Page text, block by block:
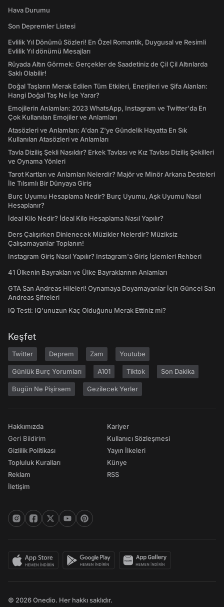
Hava Durumu
Son Depremler Listesi
Evlilik Yıl Dönümü Sözleri! En Özel Romantik, Duygusal ve Resimli
Evlilik Yıl dönümü Mesajları
Rüyada Altın Görmek: Gerçekler de Saadetiniz de Çil Çil Altınlarda
Saklı Olabilir!
Doğal Taşların Merak Edilen Tüm Etkileri, Enerjileri ve Şifa Alanları:
Hangi Doğal Taş Ne İşe Yarar?
Emojilerin Anlamları: 2023 WhatsApp, Instagram ve Twitter'da En
Çok Kullanılan Emojiler ve Anlamları
Atasözleri ve Anlamları: A'dan Z'ye Gündelik Hayatta En Sık
Kullanılan Atasözleri ve Anlamları
Tavla Diziliş Şekli Nasıldır? Erkek Tavlası ve Kız Tavlası Diziliş Şekilleri
ve Oynama Yönleri
Tarot Kartları ve Anlamları Nelerdir? Majör ve Minör Arkana Desteleri
İle Tılsımlı Bir Dünyaya Giriş
Burç Uyumu Hesaplama Nedir? Burç Uyumu, Aşk Uyumu Nasıl
Hesaplanır?
İdeal Kilo Nedir? İdeal Kilo Hesaplama Nasıl Yapılır?
Ders Çalışırken Dinlenecek Müzikler Nelerdir? Müziksiz
Çalışamayanlar Toplanın!
Instagram Giriş Nasıl Yapılır? Instagram'a Giriş İşlemleri Rehberi
41 Ülkenin Bayrakları ve Ülke Bayraklarının Anlamları
GTA San Andreas Hileleri! Oynamaya Doyamayanlar İçin Güncel San
Andreas Şifreleri
IQ Testi: IQ'unuzun Kaç Olduğunu Merak Ettiniz mi?
Keşfet
Twitter Deprem Zam Youtube
Günlük Burç Yorumları A101 Tiktok Son Dakika
Bugün Ne Pişirsem Gezilecek Yerler
Hakkımızda
Geri Bildirim
Gizlilik Politikası
Topluluk Kuralları
Reklam
İletişim
Kariyer
Kullanıcı Sözleşmesi
Yayın İlkeleri
Künye
RSS
© 2026 Onedio. Her hakkı saklıdır.